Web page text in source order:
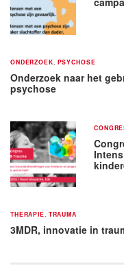
ONDERZOEK PSYCHOSE
Onderzoek naar het
psychose
THERAPIE TRAUMA
3MDR, innovatie in